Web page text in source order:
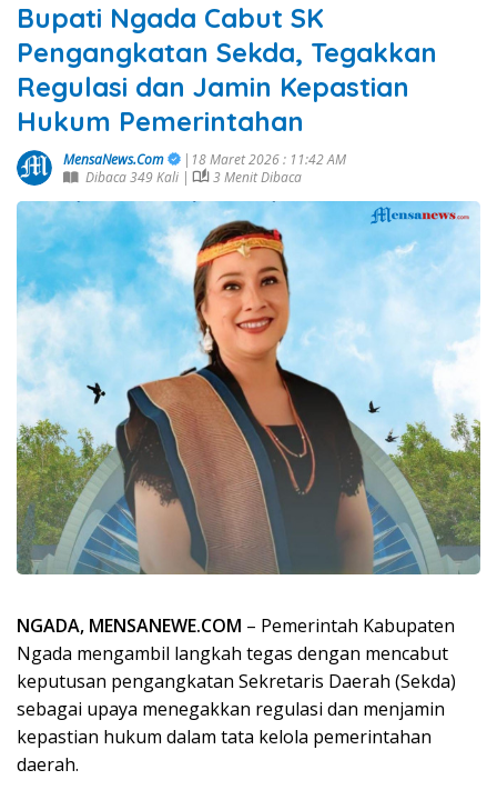
Bupati Ngada Cabut SK
Pengangkatan Sekda, Tegakkan
Regulasi dan Jamin Kepastian
Hukum Pemerintahan
MensaNews.Com
|18 Maret 2026 : 11:42 AM
Dibaca 349 Kali |
3 Menit Dibaca
NGADA, MENSANEWE.COM – Pemerintah Kabupaten
Ngada mengambil langkah tegas dengan mencabut
keputusan pengangkatan Sekretaris Daerah (Sekda)
sebagai upaya menegakkan regulasi dan menjamin
kepastian hukum dalam tata kelola pemerintahan
daerah.